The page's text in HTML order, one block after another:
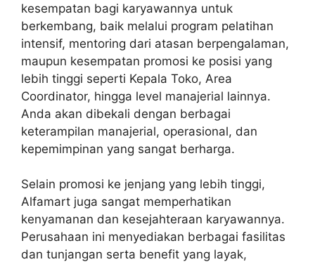
kesempatan bagi karyawannya untuk
berkembang, baik melalui program pelatihan
intensif, mentoring dari atasan berpengalaman,
maupun kesempatan promosi ke posisi yang
lebih tinggi seperti Kepala Toko, Area
Coordinator, hingga level manajerial lainnya.
Anda akan dibekali dengan berbagai
keterampilan manajerial, operasional, dan
kepemimpinan yang sangat berharga.
Selain promosi ke jenjang yang lebih tinggi,
Alfamart juga sangat memperhatikan
kenyamanan dan kesejahteraan karyawannya.
Perusahaan ini menyediakan berbagai fasilitas
dan tunjangan serta benefit yang layak,